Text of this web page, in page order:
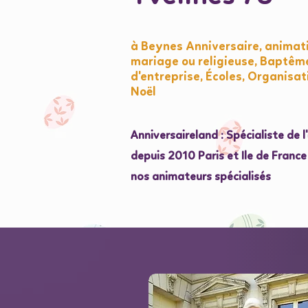
à Beynes Anniversaire,
mariage ou religieuse,
d'entreprise, Écoles,
Noël
Anniversaireland : Spécialiste
depuis 2010 Paris et Ile de
nos animateurs spécialisés